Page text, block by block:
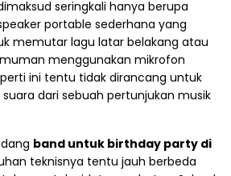
seringkali hanya berupa
portable sederhana yang
memutar lagu latar belakang atau
menggunakan mikrofon
ini tentu tidak dirancang untuk
dari sebuah pertunjukan musik
band untuk birthday party di
teknisnya tentu jauh berbeda